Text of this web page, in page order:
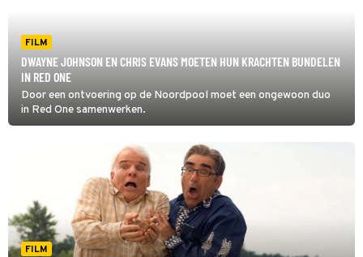
FILM
DWAYNE JOHNSON EN CHRIS EVANS MOETEN HUN KRACHTEN BUNDELEN
IN RED ONE
Door een ontvoering op de Noordpool moet een ongewoon duo
in Red One samenwerken.
FILM